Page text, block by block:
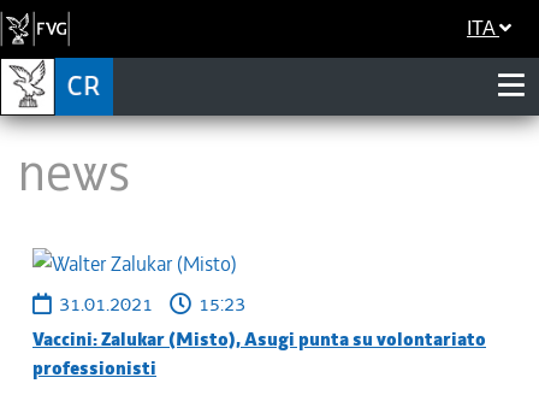
ITA
News
31.01.2021 15:23
Vaccini: Zalukar (Misto), Asugi punta su volontariato
professionisti